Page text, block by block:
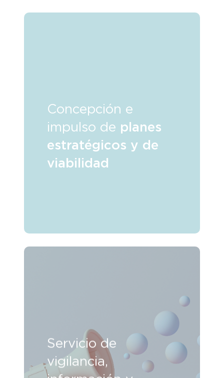
Concepción e
impulso de planes
estratégicos y de
viabilidad
Servicio de
vigilancia,